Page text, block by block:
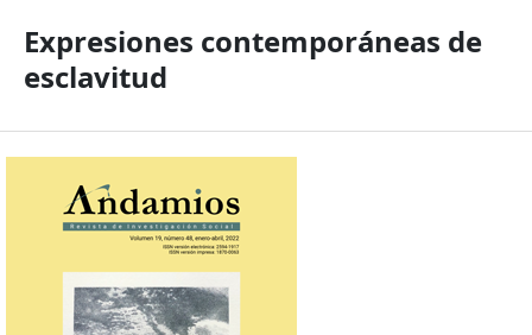
Expresiones contemporáneas de
esclavitud